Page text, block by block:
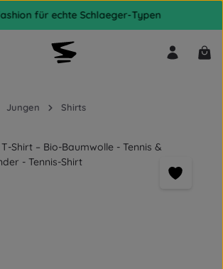
für echte Schlaeger-Typen
Jungen Shirts